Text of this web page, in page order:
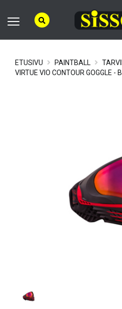
ETUSIVU PAINTBALL
VIRTUE VIO CONTOUR GOGGLE -